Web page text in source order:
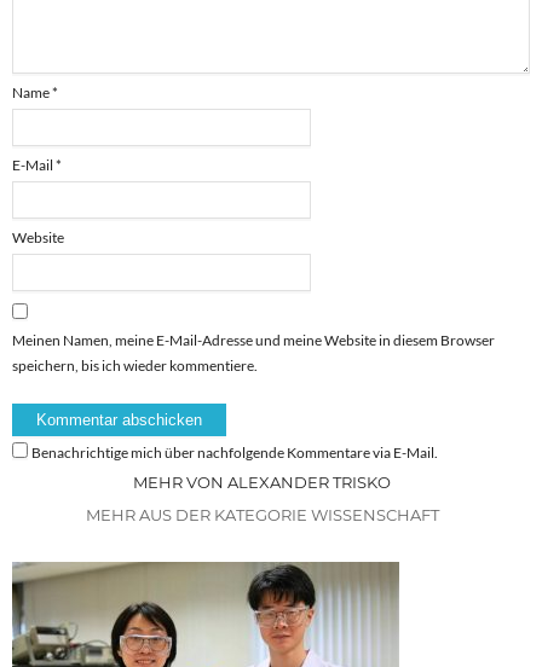
Name*
E-Mail *
Website
Meinen Namen, meine E-Mail-Adresse und meine Website in diesem Browser
speichern, bis ich wieder kommentiere.
Benachrichtige mich über nachfolgende Kommentare via E-Mail.
MEHR VON ALEXANDER TRISKO
MEHR AUS DER KATEGORIE WISSENSCHAFT